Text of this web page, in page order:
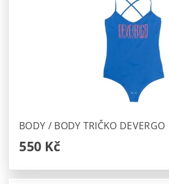
BODY / BODY TRIČKO DEVERGO
550 Kč